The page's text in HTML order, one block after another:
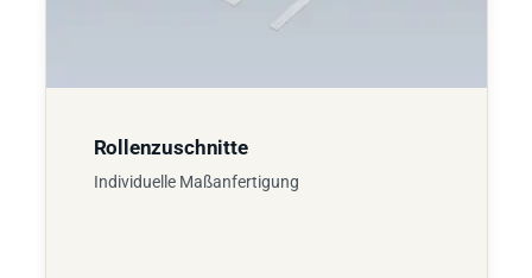
Rollenzuschnitte
Individuelle Maßanfertigung